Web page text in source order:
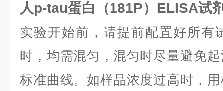
人p-tau蛋白（181P）ELISA试
实验开始前，请提前配置好所有
时，均需混匀，混匀时尽量避免
标准曲线。如样品浓度过高时，